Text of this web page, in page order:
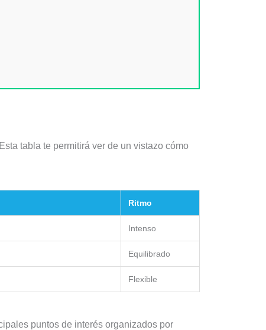
tabla te permitirá ver de un vistazo cómo
Ritmo
Intenso
Equilibrado
Flexible
puntos de interés organizados por